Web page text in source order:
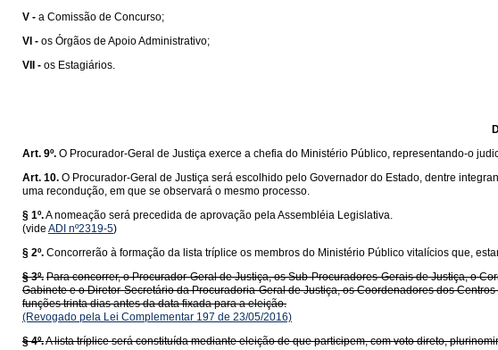
V - a Comissão de Concurso;
VI - os Órgãos de Apoio Administrativo;
VII - os Estagiários.
Art. 9º. O Procurador-Geral de Justiça exerce a chefia do Ministério Público, representando-o
Art. 10. O Procurador-Geral de Justiça será escolhido pelo Governador do Estado, dentre
uma recondução, em que se observará o mesmo processo.
§ 1º.A nomeação será precedida de aprovação pela Assembléia Legislativa.
(vide ADI nº2319-5)
§ 2º. Concorrerão à formação da lista tríplice os membros do Ministério Público vitalícios que,
§ 3º. Para concorrer, o Procurador-Geral de Justiça, os Sub-Procuradores-Gerais de Justiça, o
Gabinete e o Diretor-Secretário da Procuradoria-Geral de Justiça, os Coordenadores dos
funções trinta dias antes da data fixada para a eleição.
(Revogado pela Lei Complementar 197 de 23/05/2016)
§ 4º.A lista tríplice será constituída mediante eleição de que participem, com voto direto,